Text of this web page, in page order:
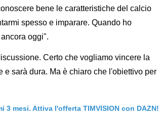
bene le caratteristiche del calcio
spesso e imparare. Quando ho
oggi".
Certo che vogliamo vincere la
sarà dura. Ma è chiaro che l'obiettivo per
3 mesi. Attiva l'offerta TIMVISION con DAZN!